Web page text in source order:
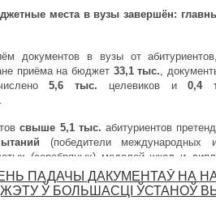
места в вузы завершён:
документов в вузы от
приёма на бюджет 33,1 тыс. ,
5,6 тыс. целевиков и0,4
свыше 5,1 тыс. абитуриентов
(победители международных и
(серебряных) медалей школ и
детского технопарка,
ПАДАЧЫ ДАКУМЕНТАЎ НА
Ў БОЛЬШАСЦІ ЎСТАНОЎ